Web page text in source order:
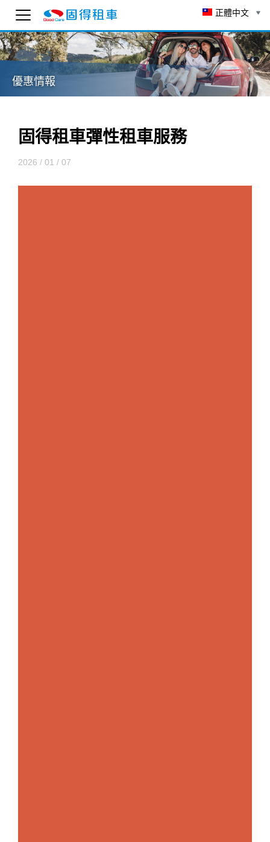
固得租車
線上 AI 客服
為了確保客服可以回覆您，請先輸入 Email。
To ensure you receive our customer service reply
正體中文
優惠情報
固得租車彈性租車服務
2026 / 01 / 07